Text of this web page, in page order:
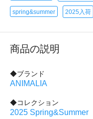
spring&summer 2025入荷
商品の説明
◆ブランド
ANIMALIA
◆コレクション
2025 Spring&Summer